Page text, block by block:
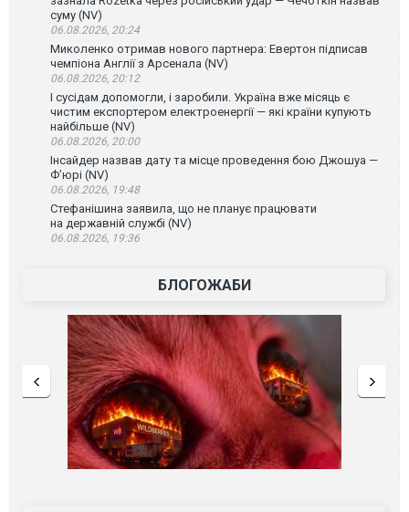
суму (NV)
06.08.2026, 20:24
Миколенко отримав нового партнера: Евертон підписав
чемпіона Англії з Арсенала (NV)
06.08.2026, 20:12
І сусідам допомогли, і заробили. Україна вже місяць є
чистим експортером електроенергії — які країни купують
найбільше (NV)
06.08.2026, 20:00
Інсайдер назвав дату та місце проведення бою Джошуа —
Ф’юрі (NV)
06.08.2026, 19:48
Стефанішина заявила, що не планує працювати
на державній службі (NV)
06.08.2026, 19:36
БЛОГОЖАБИ